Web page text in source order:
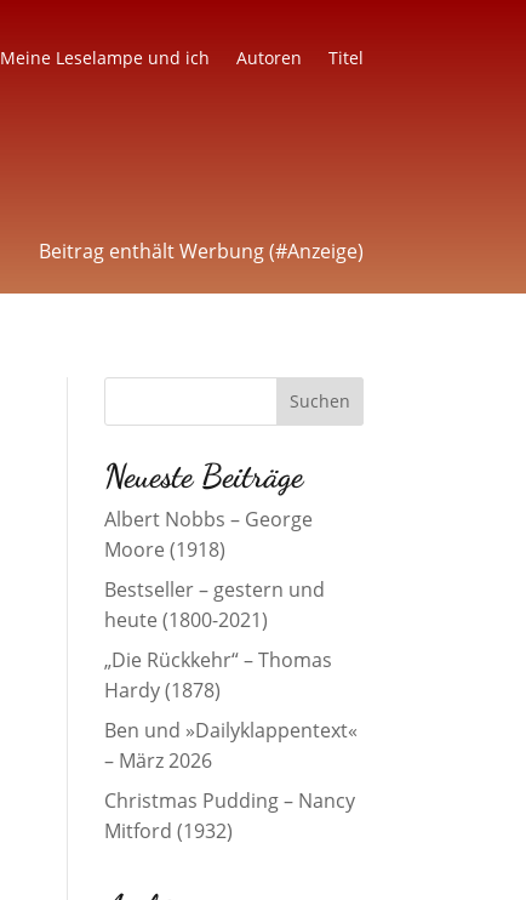
Meine Leselampe und ich Autoren Titel
Beitrag enthält Werbung (#Anzeige)
Neueste Beiträge
Albert Nobbs – George
Moore (1918)
Bestseller – gestern und
heute (1800-2021)
„Die Rückkehr“ – Thomas
Hardy (1878)
Ben und »Dailyklappentext«
– März 2026
Christmas Pudding – Nancy
Mitford (1932)